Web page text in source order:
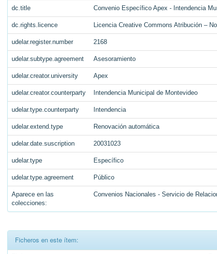
dc.title Convenio Específico Apex - Intendencia
dc.rights.licence Licencia Creative Commons Atribución –
udelar.register.number 2168
udelar.subtype.agreement Asesoramiento
udelar.creator.university Apex
udelar.creator.counterparty Intendencia Municipal de Montevideo
udelar.type.counterparty Intendencia
udelar.extend.type Renovación automática
udelar.date.suscription 20031023
udelar.type Específico
udelar.type.agreement Público
Aparece en las
colecciones:
Convenios Nacionales - Servicio de
Ficheros en este ítem: